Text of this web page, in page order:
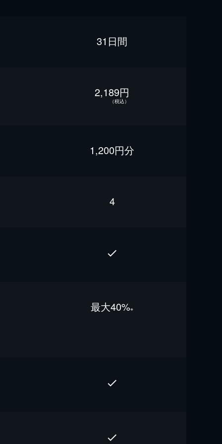
31日間
2,189円
（税込）
1,200円分
4
最⼤40%※